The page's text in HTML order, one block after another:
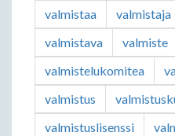
valmistaa
valmistaja
valmistava
valmiste
valmistelukomitea
valmistus
valmistuslisenssi